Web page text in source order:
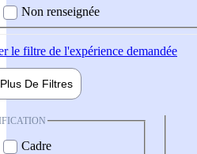
Non renseignée
le filtre de l'expérience demandée
Plus De Filtres
Cadre